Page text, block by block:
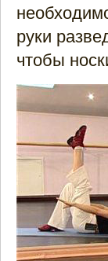
руки
чтобы